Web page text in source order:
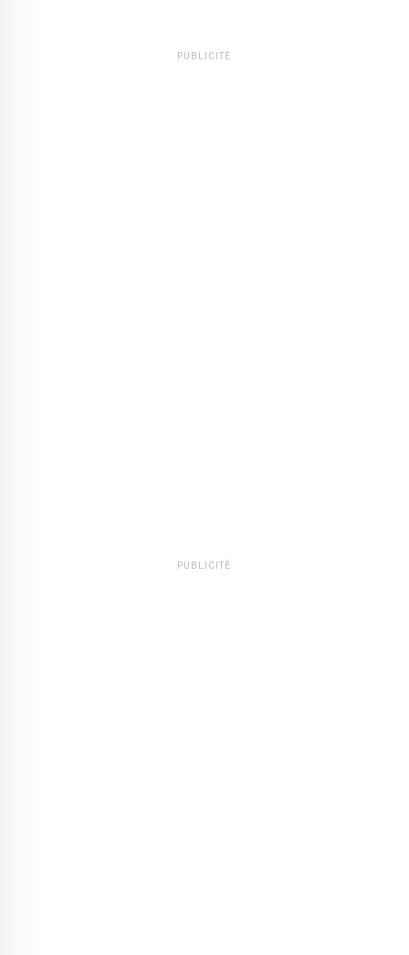
PUBLICITÉ
PUBLICITÉ